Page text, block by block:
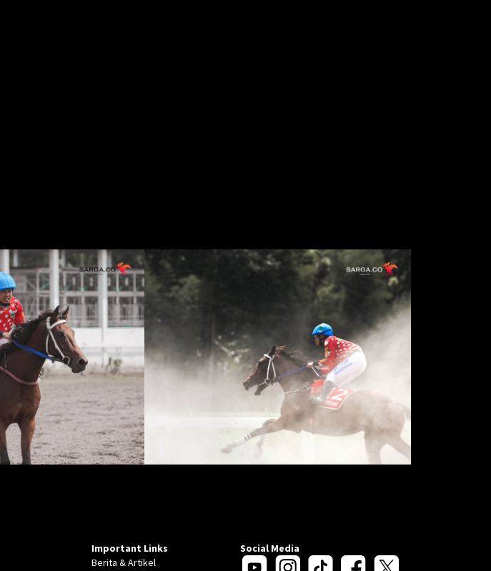
Important Links
Berita & Artikel
Social Media